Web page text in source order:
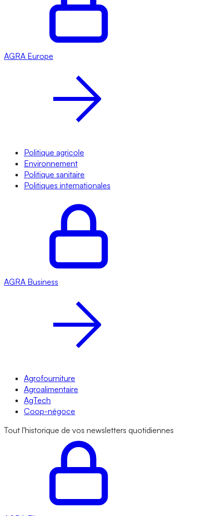
AGRA Europe
Politique agricole
Environnement
Politique sanitaire
Politiques internationales
AGRA Business
Agrofourniture
Agroalimentaire
AgTech
Coop-négoce
Tout l'historique de vos newsletters quotidiennes